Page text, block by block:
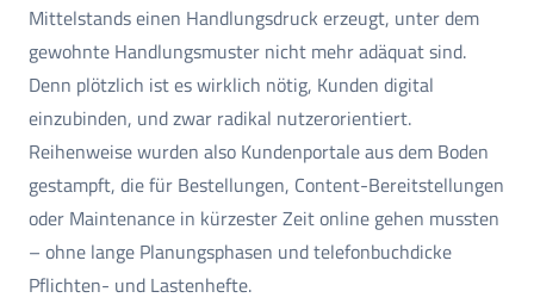
Mittelstands einen Handlungsdruck erzeugt, unter dem
gewohnte Handlungsmuster nicht mehr adäquat sind.
Denn plötzlich ist es wirklich nötig, Kunden digital
einzubinden, und zwar radikal nutzerorientiert.
Reihenweise wurden also Kundenportale aus dem Boden
gestampft, die für Bestellungen, Content-Bereitstellungen
oder Maintenance in kürzester Zeit online gehen mussten
– ohne lange Planungsphasen und telefonbuchdicke
Pflichten- und Lastenhefte.